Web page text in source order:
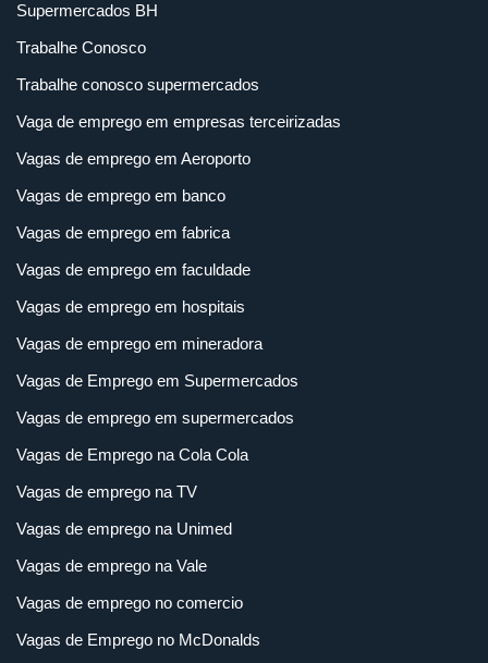
Supermercados BH
Trabalhe Conosco
Trabalhe conosco supermercados
Vaga de emprego em empresas terceirizadas
Vagas de emprego em Aeroporto
Vagas de emprego em banco
Vagas de emprego em fabrica
Vagas de emprego em faculdade
Vagas de emprego em hospitais
Vagas de emprego em mineradora
Vagas de Emprego em Supermercados
Vagas de emprego em supermercados
Vagas de Emprego na Cola Cola
Vagas de emprego na TV
Vagas de emprego na Unimed
Vagas de emprego na Vale
Vagas de emprego no comercio
Vagas de Emprego no McDonalds